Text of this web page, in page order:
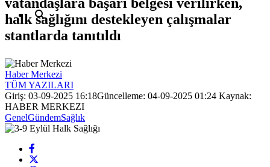
halk sağlığını destekleyen çalışmalar
stantlarda tanıtıldı
Haber Merkezi
TÜM YAZILARI
Giriş: 03-09-2025 16:18Güncelleme: 04-09-2025 01:24 Kaynak:
HABER MERKEZI
GenelGündemSağlık